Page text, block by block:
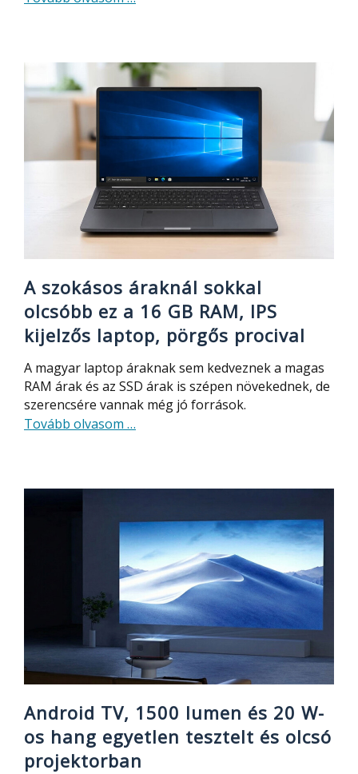
000
Ft-
os
Apple
okosóra
másolatot
kipróbáltam
meglepően
jó
A szokásos áraknál sokkal
olcsóbb ez a 16 GB RAM, IPS
kijelzős laptop, pörgős procival
A magyar laptop áraknak sem kedveznek a magas
RAM árak és az SSD árak is szépen növekednek, de
szerencsére vannak még jó források.
Tovább olvasom about
olcsóbb
ez
a
16
GB
RAM,
IPS
kijelzős
laptop,
pörgős
procival
…
Android TV, 1500 lumen és 20 W-
os hang egyetlen tesztelt és olcsó
projektorban